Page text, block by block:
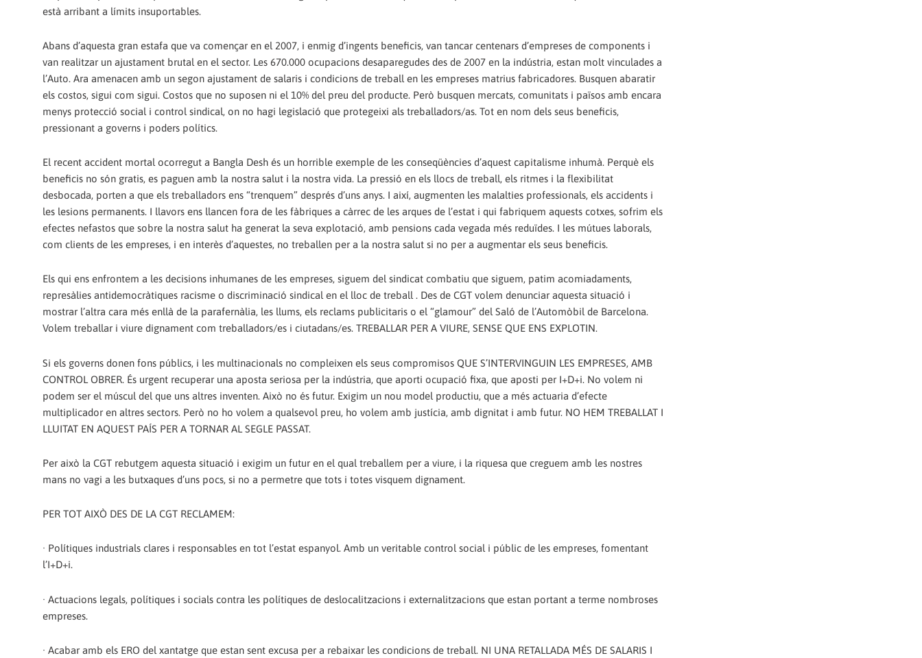
està arribant a límits insuportables.
Abans d’aquesta gran estafa que va començar en el 2007, i enmig d’ingents beneficis, van tancar centenars d’empreses de components i
van realitzar un ajustament brutal en el sector. Les 670.000 ocupacions desaparegudes des de 2007 en la indústria, estan molt vinculades a
l’Auto. Ara amenacen amb un segon ajustament de salaris i condicions de treball en les empreses matrius fabricadores. Busquen abaratir
els costos, sigui com sigui. Costos que no suposen ni el 10% del preu del producte. Però busquen mercats, comunitats i països amb encara
menys protecció social i control sindical, on no hagi legislació que protegeixi als treballadors/as. Tot en nom dels seus beneficis,
pressionant a governs i poders polítics.
El recent accident mortal ocorregut a Bangla Desh és un horrible exemple de les conseqüències d’aquest capitalisme inhumà. Perquè els
beneficis no són gratis, es paguen amb la nostra salut i la nostra vida. La pressió en els llocs de treball, els ritmes i la flexibilitat
desbocada, porten a que els treballadors ens “trenquem” després d’uns anys. I així, augmenten les malalties professionals, els accidents i
les lesions permanents. I llavors ens llancen fora de les fàbriques a càrrec de les arques de l’estat i qui fabriquem aquests cotxes, sofrim els
efectes nefastos que sobre la nostra salut ha generat la seva explotació, amb pensions cada vegada més reduïdes. I les mútues laborals,
com clients de les empreses, i en interès d’aquestes, no treballen per a la nostra salut si no per a augmentar els seus beneficis.
Els qui ens enfrontem a les decisions inhumanes de les empreses, siguem del sindicat combatiu que siguem, patim acomiadaments,
represàlies antidemocràtiques racisme o discriminació sindical en el lloc de treball . Des de CGT volem denunciar aquesta situació i
mostrar l’altra cara més enllà de la parafernàlia, les llums, els reclams publicitaris o el “glamour” del Saló de l’Automòbil de Barcelona.
Volem treballar i viure dignament com treballadors/es i ciutadans/es. TREBALLAR PER A VIURE, SENSE QUE ENS EXPLOTIN.
Si els governs donen fons públics, i les multinacionals no compleixen els seus compromisos QUE S’INTERVINGUIN LES EMPRESES, AMB
CONTROL OBRER. És urgent recuperar una aposta seriosa per la indústria, que aporti ocupació fixa, que aposti per I+D+i. No volem ni
podem ser el múscul del que uns altres inventen. Això no és futur. Exigim un nou model productiu, que a més actuaria d’efecte
multiplicador en altres sectors. Però no ho volem a qualsevol preu, ho volem amb justícia, amb dignitat i amb futur. NO HEM TREBALLAT I
LLUITAT EN AQUEST PAÍS PER A TORNAR AL SEGLE PASSAT.
Per això la CGT rebutgem aquesta situació i exigim un futur en el qual treballem per a viure, i la riquesa que creguem amb les nostres
mans no vagi a les butxaques d’uns pocs, si no a permetre que tots i totes visquem dignament.
PER TOT AIXÒ DES DE LA CGT RECLAMEM:
· Polítiques industrials clares i responsables en tot l’estat espanyol. Amb un veritable control social i públic de les empreses, fomentant
l’I+D+i.
· Actuacions legals, polítiques i socials contra les polítiques de deslocalitzacions i externalitzacions que estan portant a terme nombroses
empreses.
· Acabar amb els ERO del xantatge que estan sent excusa per a rebaixar les condicions de treball. NI UNA RETALLADA MÉS DE SALARIS I